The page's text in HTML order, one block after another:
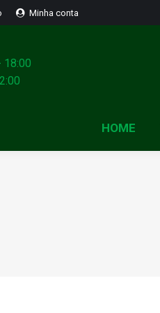
Minha conta
18:00
HOME